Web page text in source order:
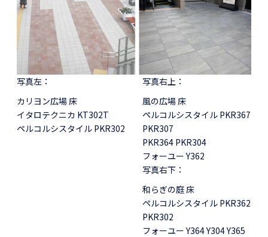
写真左：
カリヨン広場 床
イタロテクニカ KT302T
ペルコルシスタイル PKR302
写真右上：
風の広場 床
ペルコルシスタイル PKR367
PKR307
PKR364 PKR304
フォーユー Y362
写真右下：
和らぎの庭 床
ペルコルシスタイル PKR362
PKR302
フォーユー Y364 Y304 Y365